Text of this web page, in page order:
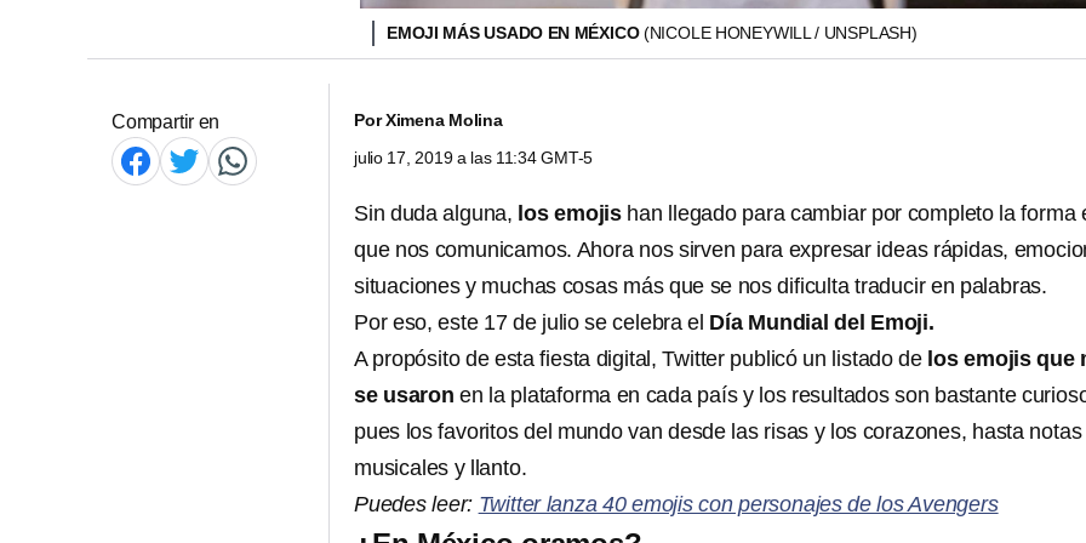
EMOJI MÁS USADO EN MÉXICO(NICOLE HONEYWILL / UNSPLASH)
Compartir en PorXimena Molina
julio 17, 2019 a las 11:34 GMT-5
Sin duda alguna, los emojis han llegado para cambiar por completo la forma
que nos comunicamos. Ahora nos sirven para expresar ideas rápidas,
situaciones y muchas cosas más que se nos dificulta traducir en palabras.
Por eso, este 17 de julio se celebra el Día Mundial del Emoji.
A propósito de esta fiesta digital, Twitter publicó un listado de los emojis que
se usaron en la plataforma en cada país y los resultados son bastante
pues los favoritos del mundo van desde las risas y los corazones, hasta notas
musicales y llanto.
Puedes leer: Twitter lanza 40 emojis con personajes de los Avengers